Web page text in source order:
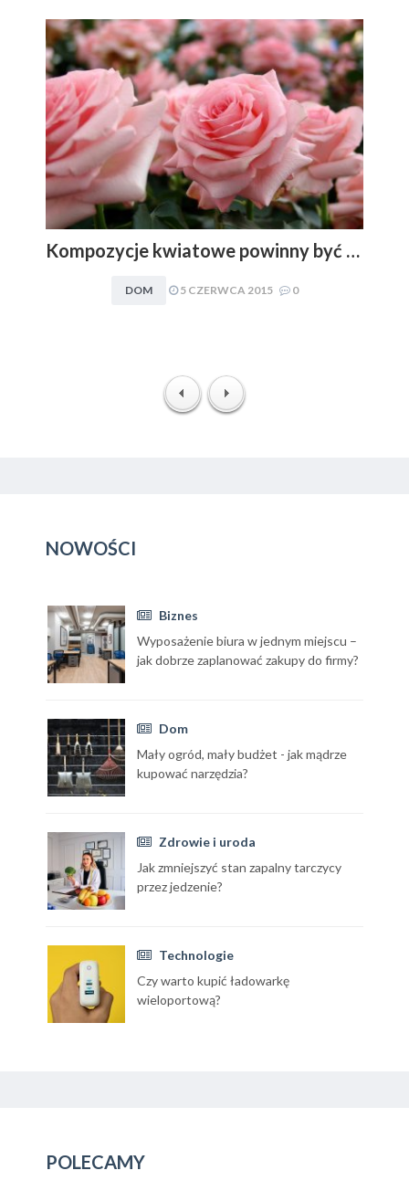
Kompozycje kwiatowe powinny być dopasowywane do charakteru i stylu aranżacyjnego wnętrza. Obowiązuje zasada: im mniej, tym lepiej
DOM 5 CZERWCA 2015 0
NOWOŚCI
Biznes
Wyposażenie biura w jednym miejscu –
jak dobrze zaplanować zakupy do firmy?
Dom
Mały ogród, mały budżet - jak mądrze
kupować narzędzia?
Zdrowie i uroda
Jak zmniejszyć stan zapalny tarczycy
przez jedzenie?
Technologie
Czy warto kupić ładowarkę
wieloportową?
POLECAMY